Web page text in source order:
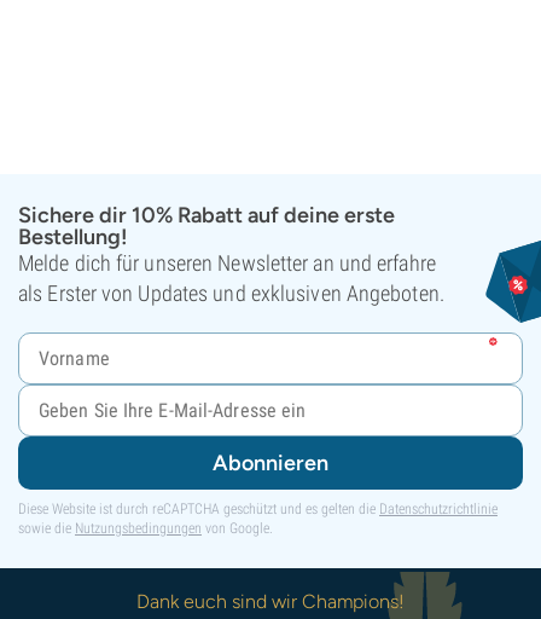
Sichere dir 10% Rabatt auf deine erste
Bestellung!
Melde dich für unseren Newsletter an und erfahre
als Erster von Updates und exklusiven Angeboten.
Abonnieren
Diese Website ist durch reCAPTCHA geschützt und es gelten die Datenschutzrichtlinie
sowie die Nutzungsbedingungen von Google.
Dank euch sind wir Champions!